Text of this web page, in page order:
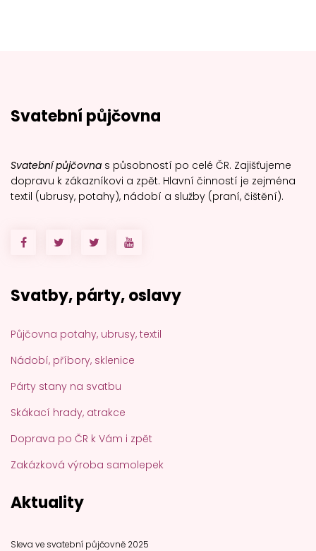
Svatební půjčovna
Svatební půjčovna s působností po celé ČR. Zajišťujeme
dopravu k zákazníkovi a zpět. Hlavní činností je zejména
textil (ubrusy, potahy), nádobí a služby (praní, čištění).
Svatby, párty, oslavy
Půjčovna potahy, ubrusy, textil
Nádobí, příbory, sklenice
Párty stany na svatbu
Skákací hrady, atrakce
Doprava po ČR k Vám i zpět
Zakázková výroba samolepek
Aktuality
Sleva ve svatební půjčovně 2025